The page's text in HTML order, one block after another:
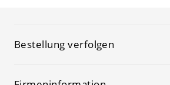
Bestellung verfolgen